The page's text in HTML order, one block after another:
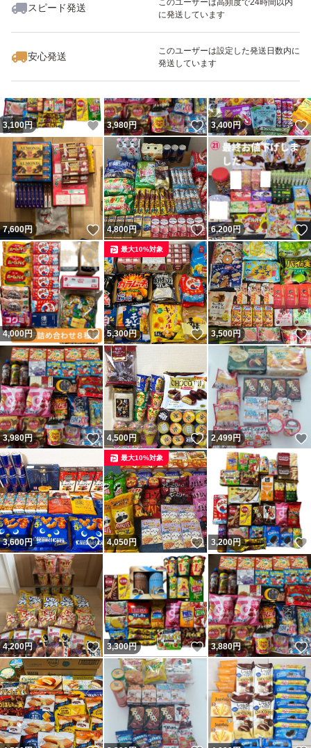
スピード発送
このユーザーは高頻度で24時間以内
に発送しています
安心発送
このユーザーは設定した発送日数内に
発送しています
いいね！
6,000
3,100円 いいね！
3,980円 いいね！
3,400円
7,600円 いいね！
4,800円 いいね！
6,200円
4,000円 いいね！
5,300円 いいね！
最大10%対象
3,500円
3,980円 いいね！
4,500円 いいね！
2,499円
3,600円 いいね！
4,050円 いいね！
最大10%対象
3,200円
4,200円 いいね！
3,300円 いいね！
3,880円